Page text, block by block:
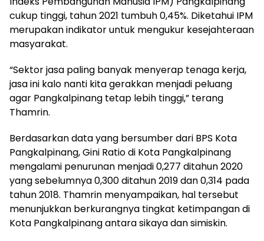
cukup tinggi, tahun 2021 tumbuh 0,45%. Diketahui IPM
merupakan indikator untuk mengukur kesejahteraan
masyarakat.
“Sektor jasa paling banyak menyerap tenaga kerja,
jasa ini kalo nanti kita gerakkan menjadi peluang
agar Pangkalpinang tetap lebih tinggi,” terang
Thamrin.
Berdasarkan data yang bersumber dari BPS Kota
Pangkalpinang, Gini Ratio di Kota Pangkalpinang
mengalami penurunan menjadi 0,277 ditahun 2020
yang sebelumnya 0,300 ditahun 2019 dan 0,314 pada
tahun 2018. Thamrin menyampaikan, hal tersebut
menunjukkan berkurangnya tingkat ketimpangan di
Kota Pangkalpinang antara sikaya dan simiskin.